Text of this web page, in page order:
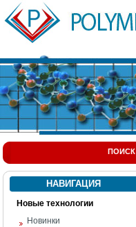
ПОИСК
НАВИГАЦИЯ
Новые технологии
Новинки